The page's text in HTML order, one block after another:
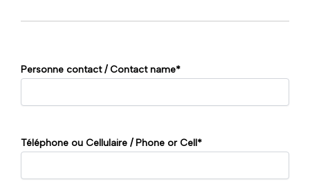
Personne contact / Contact name*
Téléphone ou Cellulaire / Phone or Cell*